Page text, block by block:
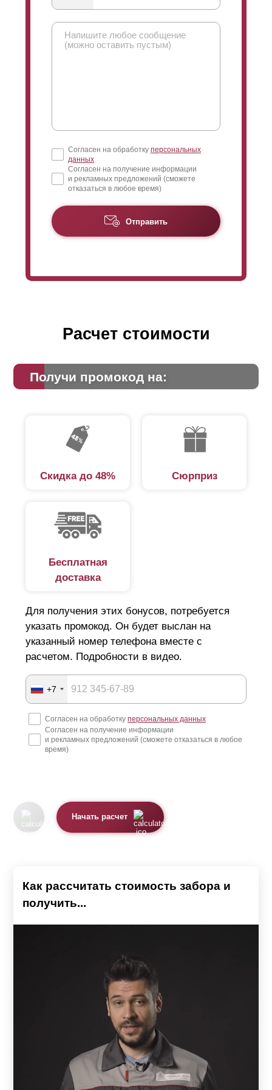
Согласен на обработку персональных
данных
Согласен на получение информации
и рекламных предложений (сможете
отказаться в любое время)
Отправить
Расчет стоимости
Получи промокод на:
Скидка до 48% Сюрприз
Бесплатная
доставка
Для получения этих бонусов, потребуется
указать промокод. Он будет выслан на
указанный номер телефона вместе с
расчетом. Подробности в видео.
+7
Согласен на обработку персональных данных
Согласен на получение информации
и рекламных предложений (сможете отказаться в любое
время)
Начать расчет
Как рассчитать стоимость забора и
получить...